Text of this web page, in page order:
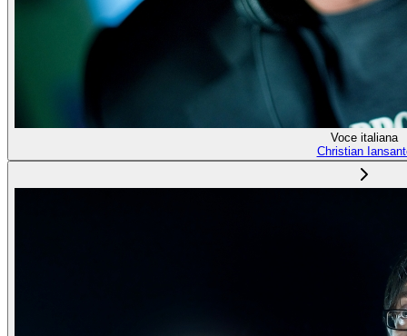
Voce italiana
Christian